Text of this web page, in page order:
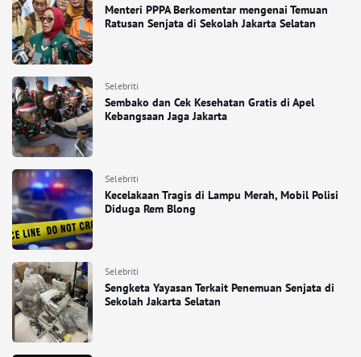
Menteri PPPA Berkomentar mengenai Temuan
Ratusan Senjata di Sekolah Jakarta Selatan
Selebriti
Sembako dan Cek Kesehatan Gratis di Apel
Kebangsaan Jaga Jakarta
Selebriti
Kecelakaan Tragis di Lampu Merah, Mobil Polisi
Diduga Rem Blong
Selebriti
Sengketa Yayasan Terkait Penemuan Senjata di
Sekolah Jakarta Selatan